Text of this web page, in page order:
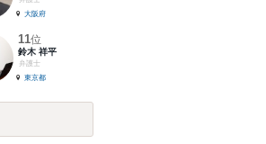
大阪府
11位
鈴木 祥平
弁護士
東京都